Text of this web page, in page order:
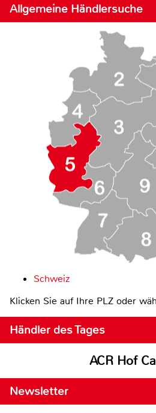
Allgemeine Händlersuche
Schweiz
Klicken Sie auf Ihre PLZ oder
Händler des Tages
ACR Hof
Newsletter